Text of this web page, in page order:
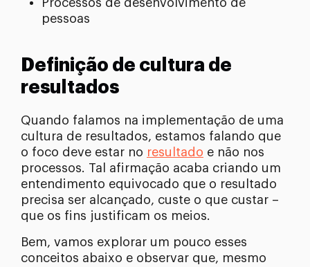
Processos de desenvolvimento de
pessoas
Definição de cultura de
resultados
Quando falamos na implementação de uma
cultura de resultados, estamos falando que
o foco deve estar no resultado e não nos
processos. Tal afirmação acaba criando um
entendimento equivocado que o resultado
precisa ser alcançado, custe o que custar –
que os fins justificam os meios.
Bem, vamos explorar um pouco esses
conceitos abaixo e observar que, mesmo